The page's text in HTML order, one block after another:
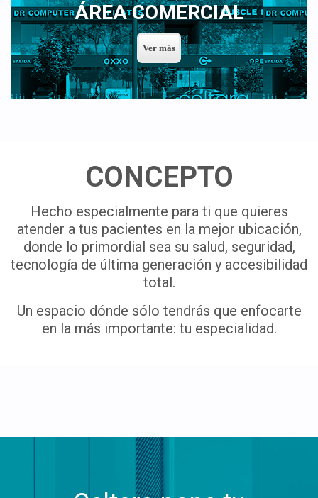
ÁREA COMERCIAL
CONCEPTO
Hecho especialmente para ti que quieres
atender a tus pacientes en la mejor ubicación,
donde lo primordial sea su salud, seguridad,
tecnología de última generación y accesibilidad
total.
Un espacio dónde sólo tendrás que enfocarte
en la más importante: tu especialidad.